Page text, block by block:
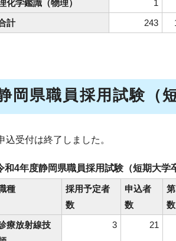
化学鑑識（物理）
1
計
243
岡県職員採用試験（
込受付は終了しました。
和4年度静岡県職員採用試験（短期大学
種
採用予定者
数
申込者
数
数
療放射線技
3 21